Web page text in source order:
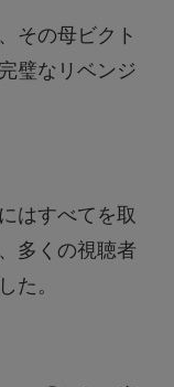
その母ビクト
璧なリベンジ
はすべてを取
多くの視聴者
た。